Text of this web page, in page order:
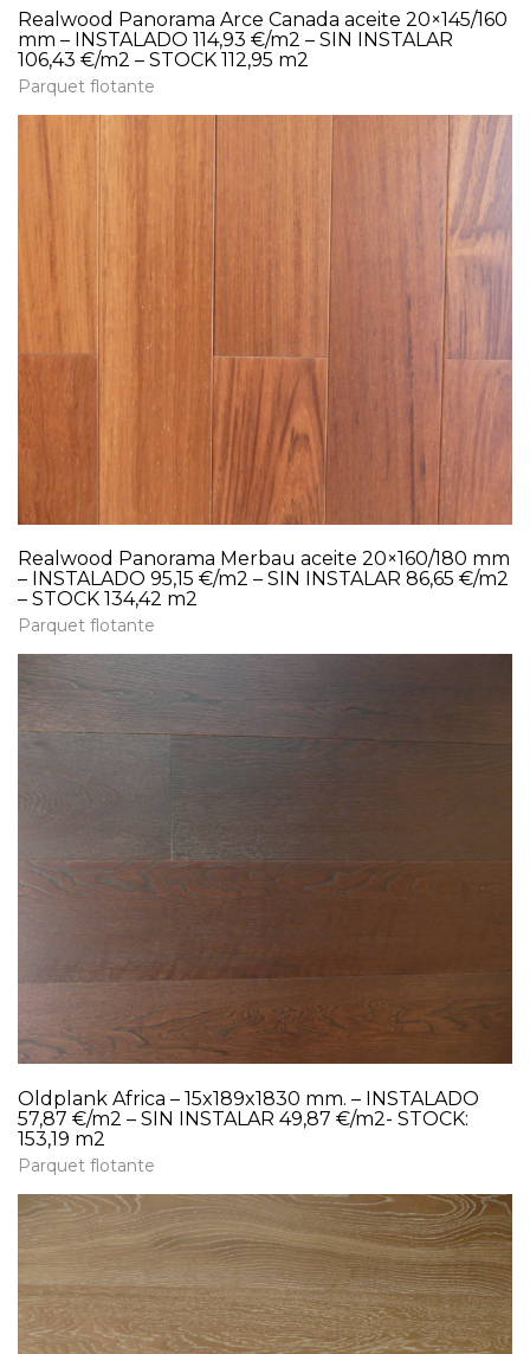
Realwood Panorama Arce Canada aceite 20×145/160
mm – INSTALADO 114,93 €/m2 – SIN INSTALAR
106,43 €/m2 – STOCK 112,95 m2
Parquet flotante
Realwood Panorama Merbau aceite 20×160/180 mm
– INSTALADO 95,15 €/m2 – SIN INSTALAR 86,65 €/m2
– STOCK 134,42 m2
Parquet flotante
Oldplank Africa – 15x189x1830 mm. – INSTALADO
57,87 €/m2 – SIN INSTALAR 49,87 €/m2- STOCK:
153,19 m2
Parquet flotante